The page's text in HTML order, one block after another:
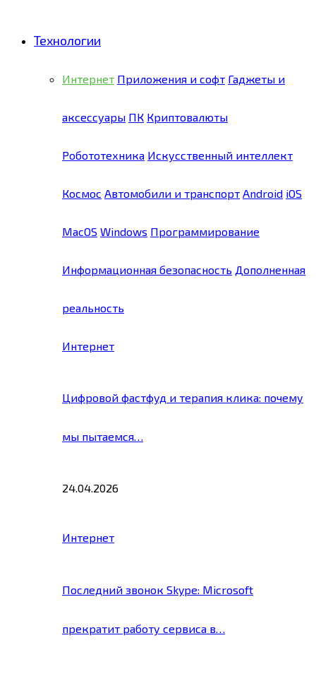
Технологии
Интернет Приложения и софт Гаджеты и
аксессуары ПК Криптовалюты
Робототехника Искусственный интеллект
Космос Автомобили и транспорт Android iOS
MacOS Windows Программирование
Информационная безопасность Дополненная
реальность
Интернет
Цифровой фастфуд и терапия клика: почему
мы пытаемся…
24.04.2026
Интернет
Последний звонок Skype: Microsoft
прекратит работу сервиса в…